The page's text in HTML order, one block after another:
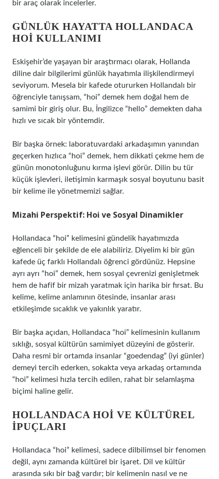
bir araç olarak incelerler.
GÜNLÜK HAYATTA HOLLANDACA
HOI KULLANIMI
Eskişehir’de yaşayan bir araştırmacı olarak, Hollanda
diline dair bilgilerimi günlük hayatımla ilişkilendirmeyi
seviyorum. Mesela bir kafede otururken Hollandalı bir
öğrenciyle tanışsam, “hoi” demek hem doğal hem de
samimi bir giriş olur. Bu, İngilizce “hello” demekten daha
hızlı ve sıcak bir yöntemdir.
Bir başka örnek: laboratuvardaki arkadaşımın yanından
geçerken hızlıca “hoi” demek, hem dikkati çekme hem de
günün monotonluğunu kırma işlevi görür. Dilin bu tür
küçük işlevleri, iletişimin karmaşık sosyal boyutunu basit
bir kelime ile yönetmemizi sağlar.
Mizahi Perspektif: Hoi ve Sosyal Dinamikler
Hollandaca “hoi” kelimesini gündelik hayatımızda
eğlenceli bir şekilde de ele alabiliriz. Diyelim ki bir gün
kafede üç farklı Hollandalı öğrenci gördünüz. Hepsine
ayrı ayrı “hoi” demek, hem sosyal çevrenizi genişletmek
hem de hafif bir mizah yaratmak için harika bir fırsat. Bu
kelime, kelime anlamının ötesinde, insanlar arası
etkileşimde sıcaklık ve yakınlık yaratır.
Bir başka açıdan, Hollandaca “hoi” kelimesinin kullanım
sıklığı, sosyal kültürün samimiyet düzeyini de gösterir.
Daha resmi bir ortamda insanlar “goedendag” (iyi günler)
demeyi tercih ederken, sokakta veya arkadaş ortamında
“hoi” kelimesi hızla tercih edilen, rahat bir selamlaşma
biçimi haline gelir.
HOLLANDACA HOI VE KÜLTÜREL
İPUÇLARI
Hollandaca “hoi” kelimesi, sadece dilbilimsel bir fenomen
değil, aynı zamanda kültürel bir işaret. Dil ve kültür
arasında sıkı bir bağ vardır; bir kelimenin nasıl ve ne